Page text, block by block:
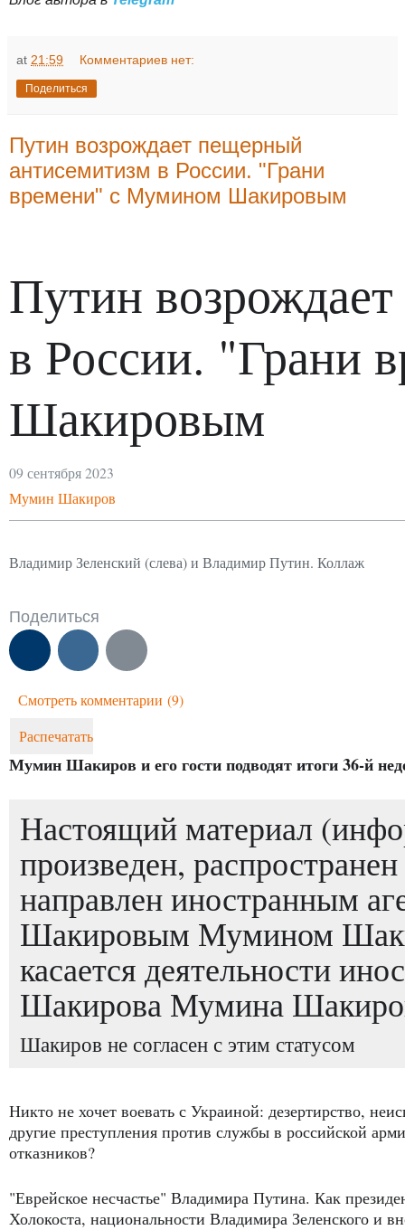
at 21:59 Комментариев нет:
Поделиться
Путин возрождает пещерный
антисемитизм в России. "Грани
времени" с Мумином Шакировым
Путин
в России. "Грани
Шакировым
09 сентября 2023
Мумин Шакиров
Владимир Зеленский (слева) и Владимир Путин. Коллаж
Поделиться
Смотреть комментарии (9)
Распечатать
Мумин Шакиров и его гости подводят итоги 36-й
Настоящий материал
произведен,
направлен иностранным
Шакировым Мумином
касается деятельности
Шакирова Мумина
Шакиров не согласен с этим статусом
Никто не хочет воевать с Украиной: дезертирство,
другие преступления против службы в российской
отказников?
"Еврейское несчастье" Владимира Путина. Как
Холокоста, национальности Владимира Зеленского и